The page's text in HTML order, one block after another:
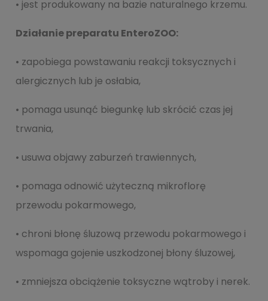
• jest produkowany na bazie naturalnego krzemu.
Działanie preparatu EnteroZOO:
• zapobiega powstawaniu reakcji toksycznych i
alergicznych lub je osłabia,
• pomaga usunąć biegunkę lub skrócić czas jej
trwania,
• usuwa objawy zaburzeń trawiennych,
• pomaga odnowić użyteczną mikroflorę
przewodu pokarmowego,
• chroni błonę śluzową przewodu pokarmowego i
wspomaga gojenie uszkodzonej błony śluzowej,
• zmniejsza obciążenie toksyczne wątroby i nerek.